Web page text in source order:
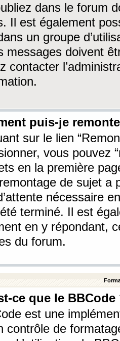
dans le forum
Il est également
un groupe
messages doivent
contacter
puis-je
sur le lien
vous pouvez
en la première
de sujet a
nécessaire
terminé. Il est
en y répondant,
du forum.
ce que le BBCode
est une
contrôle de